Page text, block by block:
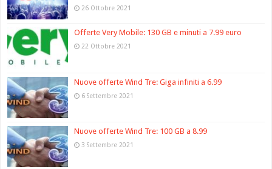
26 Ottobre 2021
Offerte Very Mobile: 130 GB e minuti a 7.99 euro
22 Ottobre 2021
Nuove offerte Wind Tre: Giga infiniti a 6.99
6 Settembre 2021
Nuove offerte Wind Tre: 100 GB a 8.99
3 Settembre 2021